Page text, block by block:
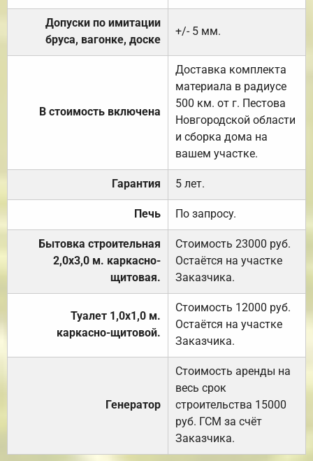
Допуски по имитации
бруса, вагонке, доске
+/- 5 мм.
В стоимость включена
Доставка комплекта
материала в радиусе
500 км. от г. Пестова
Новгородской области
и сборка дома на
вашем участке.
Гарантия 5 лет.
Печь По запросу.
Бытовка строительная
2,0х3,0 м. каркасно-
щитовая.
Стоимость 23000 руб.
Остаётся на участке
Заказчика.
Туалет 1,0х1,0 м.
каркасно-щитовой.
Стоимость 12000 руб.
Остаётся на участке
Заказчика.
Генератор
Стоимость аренды на
весь срок
строительства 15000
руб. ГСМ за счёт
Заказчика.